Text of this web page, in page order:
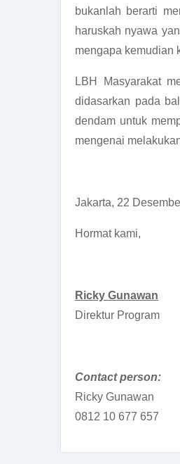
bukanlah berarti
haruskah nyawa
mengapa kemudian
LBH Masyarakat
didasarkan pada
dendam untuk
mengenai
Jakarta, 22
Hormat kami,
Ricky Gunawan
Direktur Program
Contact person:
Ricky Gunawan
0812 10 677 657